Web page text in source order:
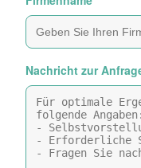
Nachricht zur